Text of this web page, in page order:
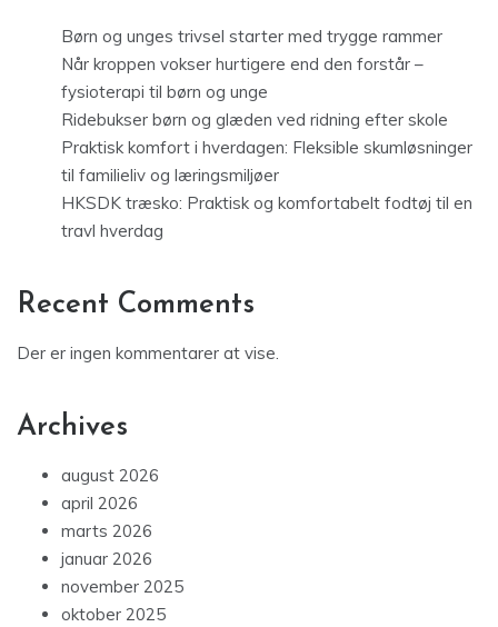
Børn og unges trivsel starter med trygge rammer
Når kroppen vokser hurtigere end den forstår –
fysioterapi til børn og unge
Ridebukser børn og glæden ved ridning efter skole
Praktisk komfort i hverdagen: Fleksible skumløsninger
til familieliv og læringsmiljøer
HKSDK træsko: Praktisk og komfortabelt fodtøj til en
travl hverdag
Recent Comments
Der er ingen kommentarer at vise.
Archives
august 2026
april 2026
marts 2026
januar 2026
november 2025
oktober 2025